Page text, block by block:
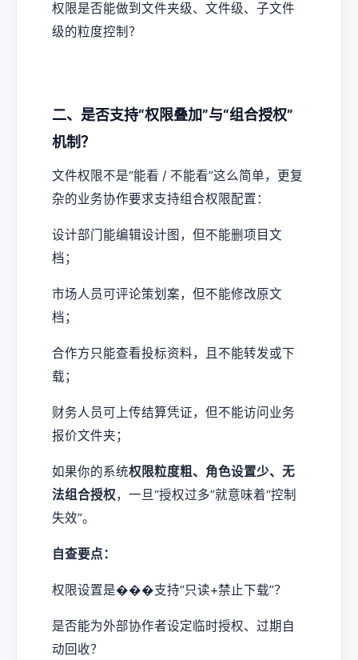
权限是否能做到文件夹级、文件级、子文件
级的粒度控制？
二、是否支持“权限叠加”与“组合授权”
机制？
文件权限不是“能看 / 不能看”这么简单，更复
杂的业务协作要求支持组合权限配置：
设计部门能编辑设计图，但不能删项目文
档；
市场人员可评论策划案，但不能修改原文
档；
合作方只能查看投标资料，且不能转发或下
载；
财务人员可上传结算凭证，但不能访问业务
报价文件夹；
如果你的系统权限粒度粗、角色设置少、无
法组合授权，一旦“授权过多”就意味着“控制
失效”。
自查要点：
权限设置是���支持“只读+禁止下载”？
是否能为外部协作者设定临时授权、过期自
动回收？